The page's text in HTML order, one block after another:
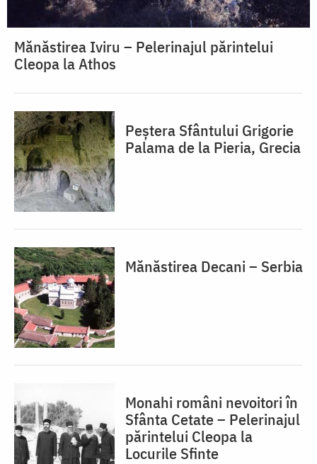
Mănăstirea Iviru – Pelerinajul părintelui
Cleopa la Athos
Peștera Sfântului Grigorie
Palama de la Pieria, Grecia
Mănăstirea Decani – Serbia
Monahi români nevoitori în
Sfânta Cetate – Pelerinajul
părintelui Cleopa la
Locurile Sfinte